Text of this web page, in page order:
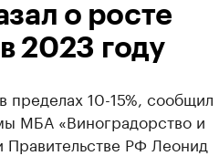
о росте
2023 году
пределах 10-15%, сообщил
МБА «Виноградорство и
Правительстве РФ Леонид